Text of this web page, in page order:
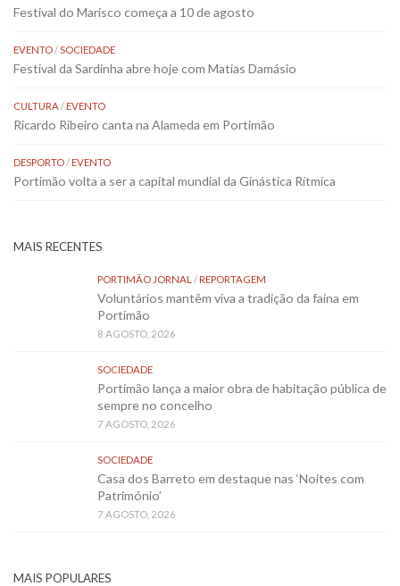
Festival do Marisco começa a 10 de agosto
EVENTO/SOCIEDADE
Festival da Sardinha abre hoje com Matias Damásio
CULTURA/EVENTO
Ricardo Ribeiro canta na Alameda em Portimão
DESPORTO/EVENTO
Portimão volta a ser a capital mundial da Ginástica Rítmica
MAIS RECENTES
PORTIMÃO JORNAL /REPORTAGEM
Voluntários mantêm viva a tradição da faina em
Portimão
8 AGOSTO, 2026
SOCIEDADE
Portimão lança a maior obra de habitação pública de
sempre no concelho
7 AGOSTO, 2026
SOCIEDADE
Casa dos Barreto em destaque nas ‘Noites com
Património’
7 AGOSTO, 2026
MAIS POPULARES